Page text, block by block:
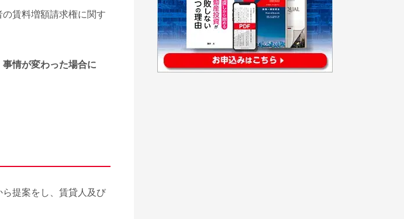
賃料増額請求権に関す
情が変わった場合に
提案をし、賃貸人及び